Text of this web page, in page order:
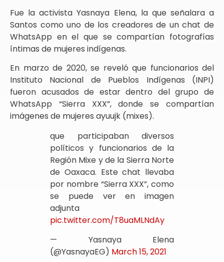
Fue la activista Yasnaya Elena, la que señalara a
Santos como uno de los creadores de un chat de
WhatsApp en el que se compartían fotografías
íntimas de mujeres indígenas.
En marzo de 2020, se reveló que funcionarios del
Instituto Nacional de Pueblos Indígenas (INPI)
fueron acusados de estar dentro del grupo de
WhatsApp “Sierra XXX”, donde se compartían
imágenes de mujeres ayuujk (mixes).
que participaban diversos
políticos y funcionarios de la
Región Mixe y de la Sierra Norte
de Oaxaca. Este chat llevaba
por nombre “Sierra XXX”, como
se puede ver en imagen
adjunta
pic.twitter.com/T8uaMLNdAy
— Yasnaya Elena
(@YasnayaEG) March 15, 2021